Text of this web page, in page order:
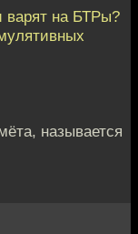
варят на БТРы?
называется